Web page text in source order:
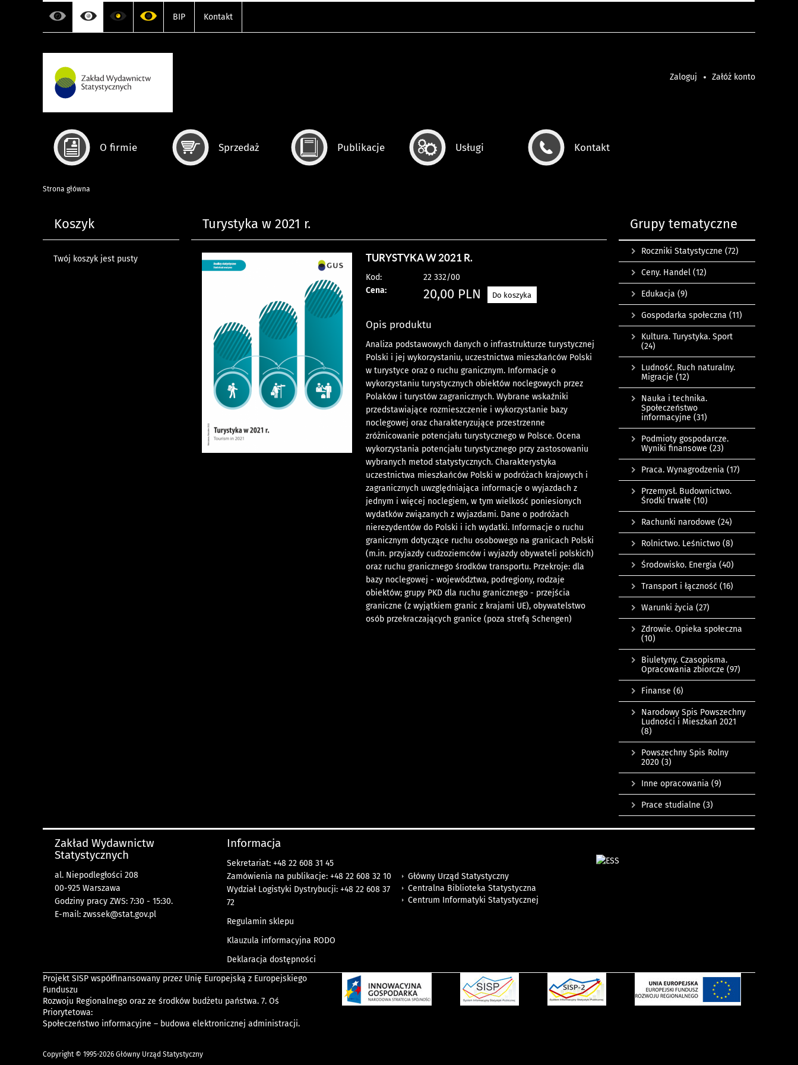
BIP Kontakt
Zaloguj Załóż konto
O firmie Sprzedaż Publikacje Usługi Kontakt
Strona główna
Koszyk
Twój koszyk jest pusty
Turystyka w 2021 r.
TURYSTYKA W 2021 R.
Kod:
22 332/00
Cena:
20,00 PLN Do koszyka
Opis produktu
Analiza podstawowych danych o infrastrukturze turystycznej
Polski i jej wykorzystaniu, uczestnictwa mieszkańców Polski
w turystyce oraz o ruchu granicznym. Informacje o
wykorzystaniu turystycznych obiektów noclegowych przez
Polaków i turystów zagranicznych. Wybrane wskaźniki
przedstawiające rozmieszczenie i wykorzystanie bazy
noclegowej oraz charakteryzujące przestrzenne
zróżnicowanie potencjału turystycznego w Polsce. Ocena
wykorzystania potencjału turystycznego przy zastosowaniu
wybranych metod statystycznych. Charakterystyka
uczestnictwa mieszkańców Polski w podróżach krajowych i
zagranicznych uwzględniająca informacje o wyjazdach z
jednym i więcej noclegiem, w tym wielkość poniesionych
wydatków związanych z wyjazdami. Dane o podróżach
nierezydentów do Polski i ich wydatki. Informacje o ruchu
granicznym dotyczące ruchu osobowego na granicach Polski
(m.in. przyjazdy cudzoziemców i wyjazdy obywateli polskich)
oraz ruchu granicznego środków transportu. Przekroje: dla
bazy noclegowej - województwa, podregiony, rodzaje
obiektów; grupy PKD dla ruchu granicznego - przejścia
graniczne (z wyjątkiem granic z krajami UE), obywatelstwo
osób przekraczających granice (poza strefą Schengen)
Grupy tematyczne
Roczniki Statystyczne (72)
Ceny. Handel (12)
Edukacja (9)
Gospodarka społeczna (11)
Kultura. Turystyka. Sport
(24)
Ludność. Ruch naturalny.
Migracje (12)
Nauka i technika.
Społeczeństwo
informacyjne (31)
Podmioty gospodarcze.
Wyniki finansowe (23)
Praca. Wynagrodzenia (17)
Przemysł. Budownictwo.
Środki trwałe (10)
Rachunki narodowe (24)
Rolnictwo. Leśnictwo (8)
Środowisko. Energia (40)
Transport i łączność (16)
Warunki życia (27)
Zdrowie. Opieka społeczna
(10)
Biuletyny. Czasopisma.
Opracowania zbiorcze (97)
Finanse (6)
Narodowy Spis Powszechny
Ludności i Mieszkań 2021
(8)
Powszechny Spis Rolny
2020 (3)
Inne opracowania (9)
Prace studialne (3)
Zakład Wydawnictw
Statystycznych
al. Niepodległości 208
00-925 Warszawa
Godziny pracy ZWS: 7:30 - 15:30.
E-mail: zwssek@stat.gov.pl
Informacja
Sekretariat: +48 22 608 31 45
Zamówienia na publikacje: +48 22 608 32 10
Wydział Logistyki Dystrybucji: +48 22 608 37
72
Regulamin sklepu
Klauzula informacyjna RODO
Deklaracja dostępności
Główny Urząd Statystyczny
Centralna Biblioteka Statystyczna
Centrum Informatyki Statystycznej
Projekt SISP współfinansowany przez Unię Europejską z Europejskiego
Funduszu
Rozwoju Regionalnego oraz ze środków budżetu państwa. 7. Oś
Priorytetowa:
Społeczeństwo informacyjne – budowa elektronicznej administracji.
Copyright © 1995-2026 Główny Urząd Statystyczny